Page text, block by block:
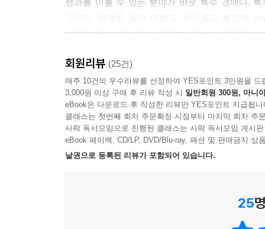
주소보정명령이 내려왔을 때 (정)등본 출력하기
특별통합송달로 주소보정서 제출하기
전자소송 사이트에서 소취하서 제출하기
10장 피고와 연락을 취하기 위해 꼭 알아야 하는 절
피고의 초본이 발급 안 될 때 주민등록번호 전체 확
피고가 외국에 거주할 경우 외교부를 통해 주소 알
피고의 외국 주소 확인 후 국외송달하기
피고의 휴대전화 번호로 주소 등 인적사항 확인하기
11장 피고가 사망했을 때 꼭 알아야 하는 절차
성과를 이룰 수 있는 분야가 바로 특수 경매다.
‘낙찰자가 풀 수 없는 문제는 없다’는 생각과 ‘
책을 쓴 것이다.
경매 투자는 낙찰받는 것도 중요하지만 낙찰 이
이상의 공유자가 있는 물건, 내 토지 위에 타인
문제가 생긴다. 법적 절차를 동반하기 쉬운 경매
소액으로 초수익을 내고 싶다면 경매 과정에서
주도권을 쥘 수 있다는 뜻이며 협상력을 높일 수
회원리뷰 (25건)
매주 10건의 우수리뷰를 선정하여 YES포인트 3만원을 드
3,000원 이상 구매 후 리뷰 작성 시 일반회원 300원, 마니
eBook은 다운로드 후 작성한 리뷰만 YES포인트 지급됩니
클래스는 첫번째 회차 주문확정 시점부터 마지막 회차 주
사락 독서모임으로 진행된 클래스는 사락 독서모임 게시
eBook 페이백, CD/LP, DVD/Blu-ray, 패션 및 판매금지 상
낱권으로 등록된 리뷰가 포함되어 있습니다.
25